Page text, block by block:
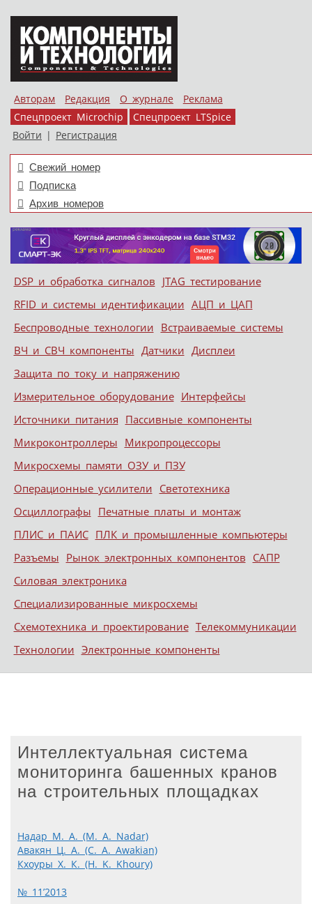
Авторам Редакция О журнале
Реклама
Спецпроект Microchip
Спецпроект LTSpice
Войти | Регистрация
Свежий номер
Подписка
Архив номеров
Меню
Skip to content
DSP и обработка сигналов JTAG тестирование
RFID и системы идентификации АЦП и ЦАП
Беспроводные технологии Встраиваемые системы
ВЧ и СВЧ компоненты Датчики Дисплеи
Защита по току и напряжению
Измерительное оборудование Интерфейсы
Источники питания Пассивные компоненты
Микроконтроллеры Микропроцессоры
Микросхемы памяти ОЗУ и ПЗУ
Операционные усилители Светотехника
Осциллографы Печатные платы и монтаж
ПЛИС и ПАИС ПЛК и промышленные компьютеры
Разъемы Рынок электронных компонентов САПР
Силовая электроника
Специализированные микросхемы
Схемотехника и проектирование Телекоммуникации
Технологии Электронные компоненты
Интеллектуальная система
мониторинга башенных кранов
на строительных площадках
Надар М. А. (M. A. Nadar)
Авакян Ц. А. (C. A. Awakian)
Кхоуры Х. К. (H. K. Khoury)
№ 11’2013